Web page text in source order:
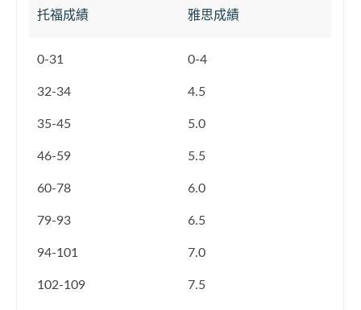
托福成績 雅思成績
0-31 0-4
32-34 4.5
35-45 5.0
46-59 5.5
60-78 6.0
79-93 6.5
94-101 7.0
102-109 7.5